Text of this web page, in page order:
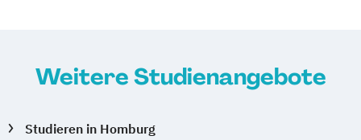
Weitere Studienangebote
Studieren in Homburg